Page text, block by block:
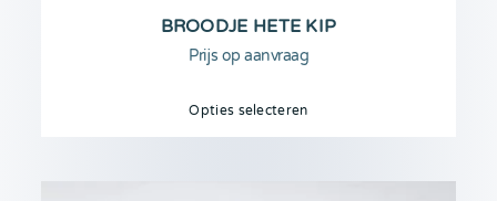
BROODJE HETE KIP
Prijs op aanvraag
Opties selecteren